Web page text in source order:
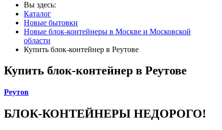
Вы здесь:
Каталог
Новые бытовки
Новые блок-контейнеры в Москве и Московской
области
Купить блок-контейнер в Реутове
Купить блок-контейнер в Реутове
Реутов
БЛОК-КОНТЕЙНЕРЫ НЕДОРОГО!